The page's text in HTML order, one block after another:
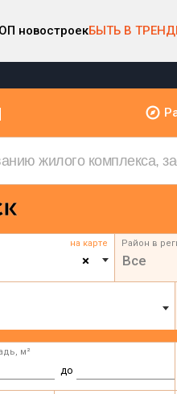
новостроекБЫТЬ В
на карте
×
Район в
Все
м²
до